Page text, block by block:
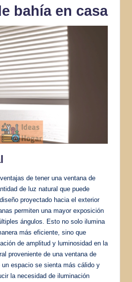
bahía en casa
de tener una ventana de
de luz natural que puede
proyectado hacia el exterior
permiten una mayor exposición
ángulos. Esto no solo ilumina
más eficiente, sino que
de amplitud y luminosidad en la
proveniente de una ventana de
un espacio se sienta más cálido y
la necesidad de iluminación